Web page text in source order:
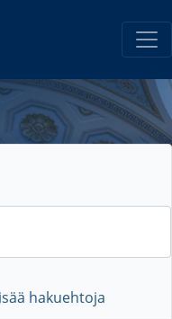
hakuehtoja